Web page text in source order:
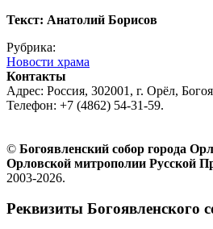
Текст: Анатолий Борисов
Рубрика:
Новости храма
Контакты
Адрес: Россия, 302001, г. Орёл,
Телефон: +7 (4862) 54-31-59.
© Богоявленский собор города
Орловской митрополии Русской
2003-2026.
Реквизиты Богоявленского